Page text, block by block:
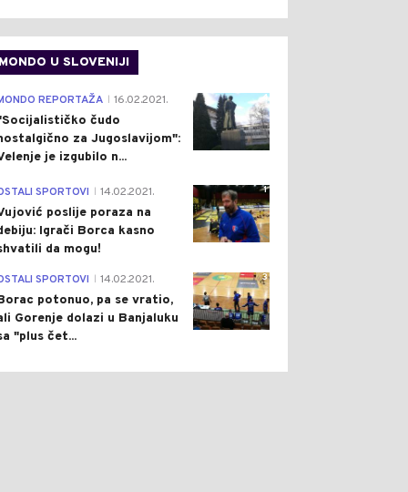
MONDO U SLOVENIJI
4
REPORTAŽA 16.02.2021.
čudo
za Jugoslavijom":
je izgubilo n...
1
SPORTOVI 14.02.2021.
poslije poraza na
Igrači Borca kasno
da mogu!
3
SPORTOVI 14.02.2021.
potonuo, pa se vratio,
Gorenje dolazi u Banjaluku
"plus čet...